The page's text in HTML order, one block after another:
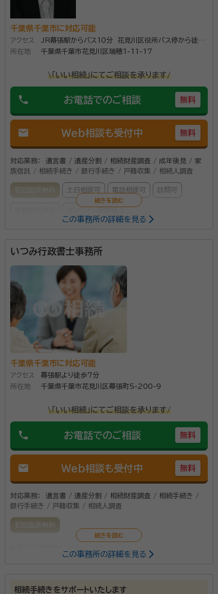
とを旨として活動しております。 地域貢献として、千葉
市・習志野市その他福祉団体等からのご依頼で、講演活
動も年間３０回程度行っています。
行政書士、ファイナンシャルプランナー、家族信託専門士、
相続診断士、宅地建物取引士、賃貸不動産経営管理士、不
動産コンサルティングマスター、宅建業免許千葉⑴17870
所属団体：
千葉県行政書士会、日本ファイナンシャルプランナーズ協
ー、千葉県宅地建物取引業協会、賃貸不動産経営管理士
千葉県千葉市に対応可能
アクセス
JR幕張駅からバス10分 花見川区役所バス停から徒歩
5分
所在地 千葉県千葉市花見川区瑞穂1-11-17
\「いい相続」にてご相談を承ります/
phone お電話でのご相談 無料
mail Web相談も受付中 無料
対応業務：
遺言書 / 遺産分割 / 相続財産調査 / 成年後見 / 家
族信託 / 相続手続き / 銀行手続き / 戸籍収集 / 相続人調査
初回面談無料 土日相談可 電話相談可 訪問可
日浦康広（ひうらやすひろ）
学歴 佐賀大学大学院 電気工学専攻 修了 前職 日本電信電話株
式会社、NTTコミュニケーションズ 勤務
はじめまして。 日浦行政書士事務所代表の日浦康広と
申します。 私はこれまでシステム開発等に携わってきま
したが、新たな社会貢献を行いたく、行政書士事務所を
設立しました。 地域の皆様のお役に立てるよう、誰かが
困ったときに優しくサポートできる行政書士でありたい
と考えています。 私の事務所では、遺産分割協議書作
成・相続人の調査・戸籍謄本等の代理取得・相続財産の
ております。 また遺言書作成支援・家族信託サポート・成
年後見サポートなどの民事法務を手がけています。 お客
様のお悩みやお困りごとを総合的に解決するために、健
康保険・年金などの社会保険に関する資格・知識も習得
いたしました。 これら幅広い知識を背景に、行政書士と
して、一人でも多くの方の問題を解決したいと考えてお
ります。 何らかの問題を抱え、相談したいことがあれ
ば、どんな小さなことでも気軽にお問い合わせくださ
い。 あなたが今抱えている悩みや問題を一緒に乗り越
えましょう。ご相談をお待ちしています。
所属団体： 千葉県行政書士会
この事務所の詳細を見る
いつみ行政書士事務所
千葉県千葉市に対応可能
アクセス
幕張駅より徒歩7分
所在地
千葉県千葉市花見川区幕張町5-200-9
\「いい相続」にてご相談を承ります/
phone お電話でのご相談 無料
mail Web相談も受付中 無料
対応業務：
遺言書 / 遺産分割 / 相続財産調査 / 相続手続き /
銀行手続き / 戸籍収集 / 相続人調査
初回面談無料
この事務所の詳細を見る
相続手続きをサポートいたします